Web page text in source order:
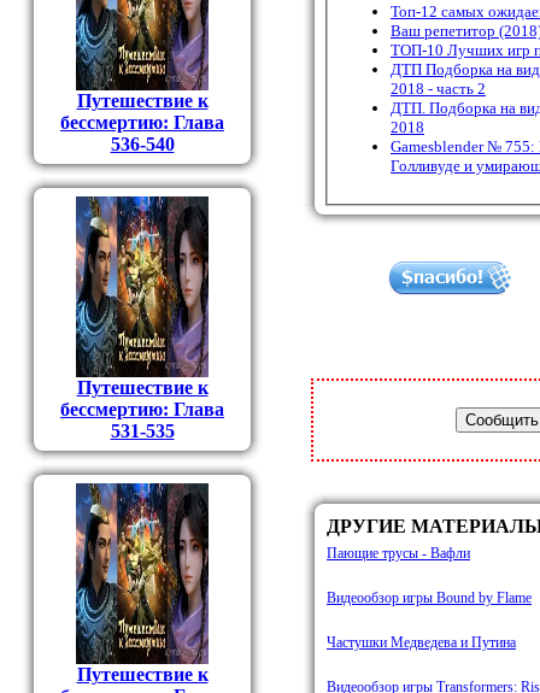
Путешествие к
бессмертию: Глава
536-540
Путешествие к
бессмертию: Глава
531-535
Путешествие к
Топ-12 самых
Ваш репетитор
ТОП-10 Лучших игр
ДТП Подборка на
2018 - часть 2
ДТП. Подборка на
2018
Gamesblender № 755:
Голливуде и
ДРУГИЕ
Пающие трусы - Вафли
Видеообзор игры Bound by Flame
Частушки Медведева и Путина
Видеообзор игры Transformers: